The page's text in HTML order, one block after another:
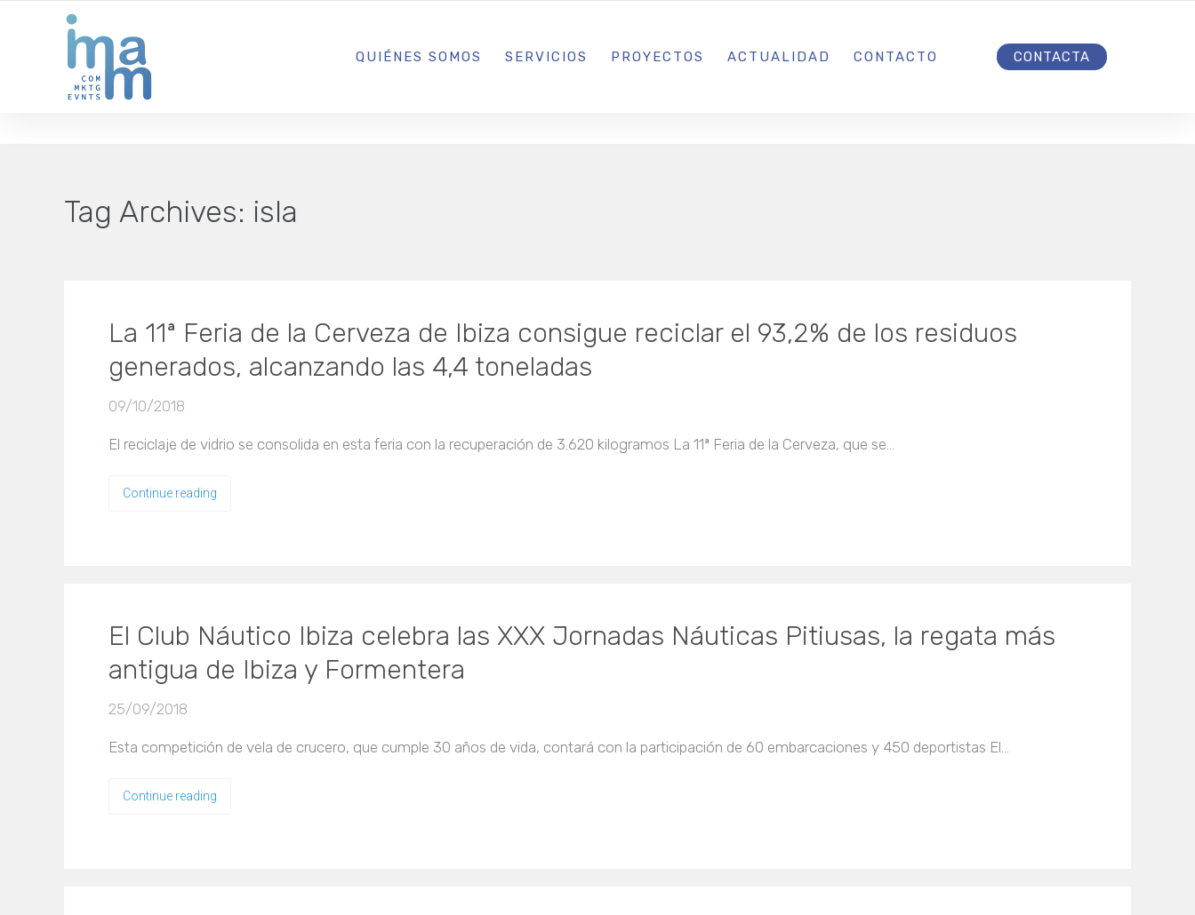
AGENCIA CREATIVA DE COMUNICACIÓN Y ESTRATEGIA DIGITAL IBIZA · MADRID · BARCELONA
QUIÉNES SOMOS SERVICIOS PROYECTOS ACTUALIDAD CONTACTO CONTACTA
Tag Archives: isla
La 11ª Feria de la Cerveza de Ibiza consigue reciclar el 93,2% de los residuos
generados, alcanzando las 4,4 toneladas
09/10/2018
El reciclaje de vidrio se consolida en esta feria con la recuperación de 3.620 kilogramos La 11ª Feria de la Cerveza, que se…
Continue reading
El Club Náutico Ibiza celebra las XXX Jornadas Náuticas Pitiusas, la regata más
antigua de Ibiza y Formentera
25/09/2018
Esta competición de vela de crucero, que cumple 30 años de vida, contará con la participación de 60 embarcaciones y 450 deportistas El…
Continue reading